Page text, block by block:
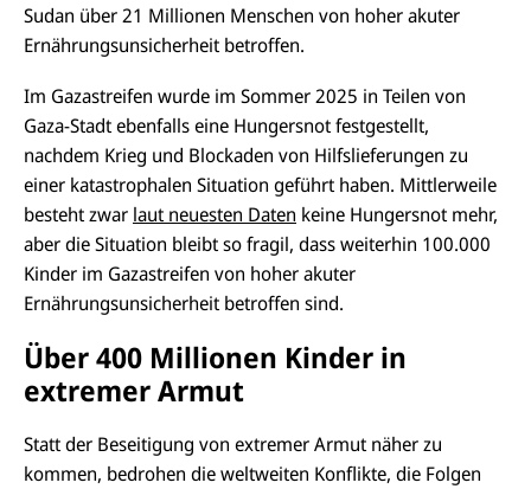
Sudan über 21 Millionen Menschen von hoher akuter
Ernährungsunsicherheit betroffen.
Im Gazastreifen wurde im Sommer 2025 in Teilen von
Gaza-Stadt ebenfalls eine Hungersnot festgestellt,
nachdem Krieg und Blockaden von Hilfslieferungen zu
einer katastrophalen Situation geführt haben. Mittlerweile
besteht zwar laut neuesten Daten keine Hungersnot mehr,
aber die Situation bleibt so fragil, dass weiterhin 100.000
Kinder im Gazastreifen von hoher akuter
Ernährungsunsicherheit betroffen sind.
Über 400 Millionen Kinder in
extremer Armut
Statt der Beseitigung von extremer Armut näher zu
kommen, bedrohen die weltweiten Konflikte, die Folgen